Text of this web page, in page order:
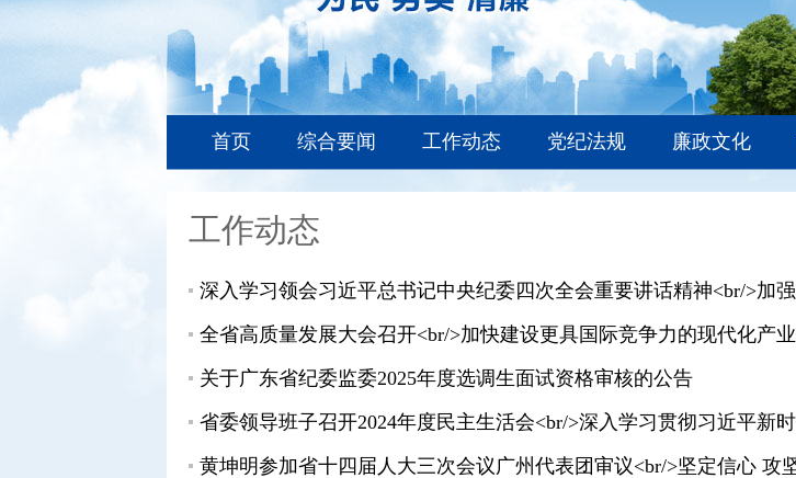
首页 综合要闻 工作动态 党纪法规 廉政文化
工作动态
关于广东省纪委监委2025年度选调生面试资格审核的公告